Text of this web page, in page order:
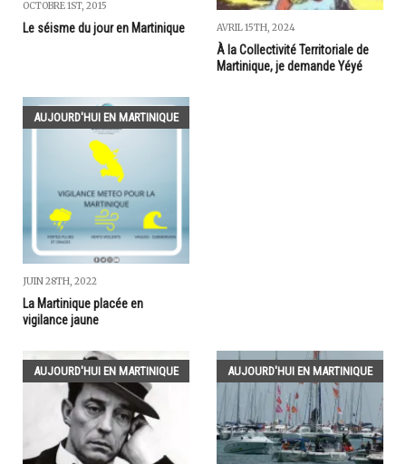
OCTOBRE 1ST, 2015
Le séisme du jour en Martinique AVRIL 15TH, 2024
À la Collectivité Territoriale de
Martinique, je demande Yéyé
AUJOURD'HUI EN MARTINIQUE
JUIN 28TH, 2022
La Martinique placée en
vigilance jaune
AUJOURD'HUI EN MARTINIQUE AUJOURD'HUI EN MARTINIQUE